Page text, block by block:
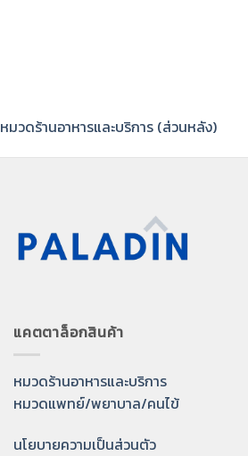
หมวดร้านอาหารและบริการ (ส่วนหลัง)
แคตตาล็อกสินค้า
หมวดร้านอาหารและบริการ
หมวดแพทย์/พยาบาล/คนไข้
นโยบายความเป็นส่วนตัว